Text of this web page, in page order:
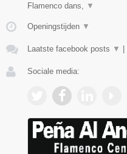
Flamenco dans,
▼
Openingstijden ▼
Laatste facebook posts ▼ |
Sociale media: